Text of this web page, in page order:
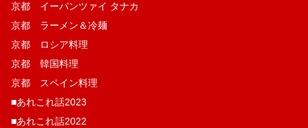
京都 イーパンツァイ タナカ
京都 ラーメン＆冷麺
京都 ロシア料理
京都 韓国料理
京都 スペイン料理
■あれこれ話2023
■あれこれ話2022